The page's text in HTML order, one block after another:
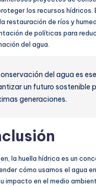
los recursos
restauración de ríos y
de políticas para
del agua.
del agua es
un futuro sostenible
generaciones.
la huella hídrica es un
cómo usamos el agua
impacto en el medio